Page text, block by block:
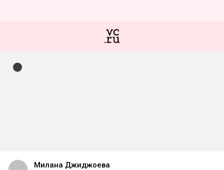
Милана Джиджоева